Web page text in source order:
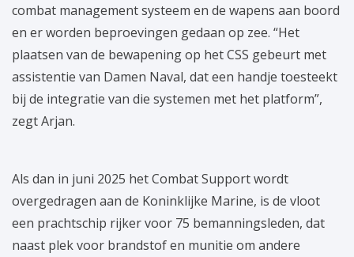
combat management systeem en de wapens aan boord
en er worden beproevingen gedaan op zee. “Het
plaatsen van de bewapening op het CSS gebeurt met
assistentie van Damen Naval, dat een handje toesteekt
bij de integratie van die systemen met het platform”,
zegt Arjan.
Als dan in juni 2025 het Combat Support wordt
overgedragen aan de Koninklijke Marine, is de vloot
een prachtschip rijker voor 75 bemanningsleden, dat
naast plek voor brandstof en munitie om andere